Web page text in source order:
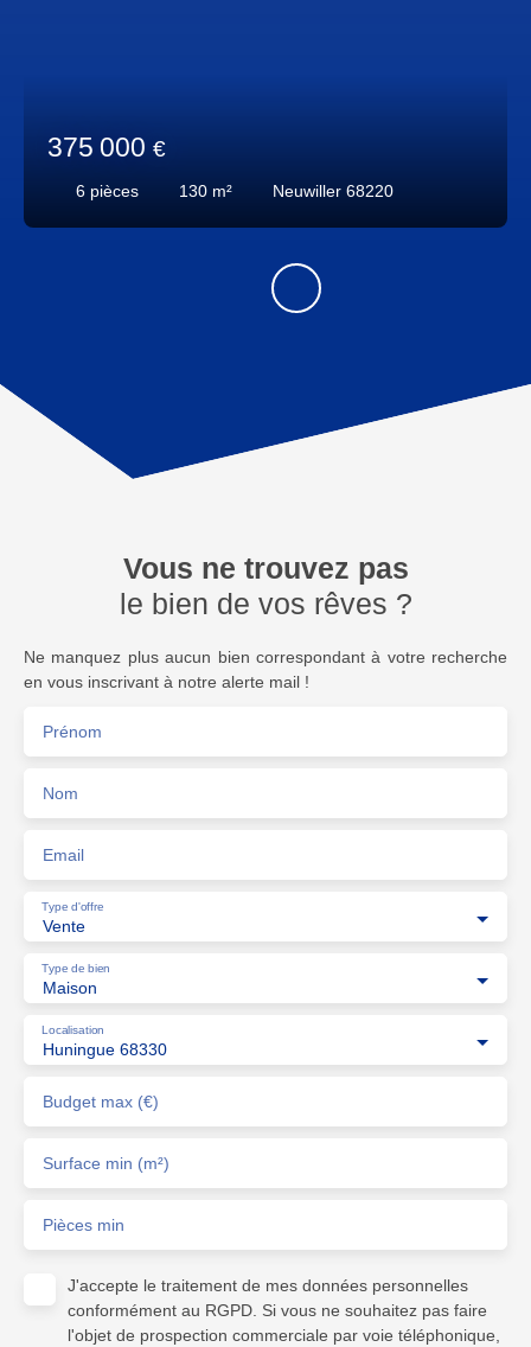
375 000 €
6 pièces 130 m² Neuwiller 68220
Vous ne trouvez pas
le bien de vos rêves ?
Ne manquez plus aucun bien correspondant à votre recherche
en vous inscrivant à notre alerte mail !
Prénom
Nom
Email
Vente
Type d'offre
Maison
Type de bien
Huningue 68330
Localisation
Budget max (€)
Surface min (m²)
Pièces min
J'accepte le traitement de mes données personnelles
conformément au RGPD. Si vous ne souhaitez pas faire
l'objet de prospection commerciale par voie téléphonique,